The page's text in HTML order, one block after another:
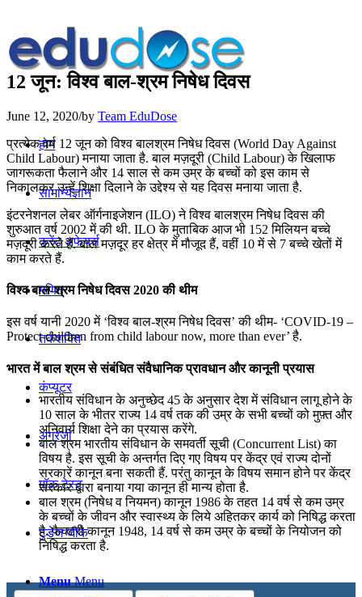
होम
सामान्यज्ञान
करेंट अफेयर्स
गणित
तर्कशक्ति
कंप्यूटर
अंग्रेजी
मॉक टेस्ट
टुडेज जीके
Menu Menu
12 जून: विश्व बाल-श्रम निषेध दिवस
June 12, 2020/by Team EduDose
प्रत्येक वर्ष 12 जून को विश्व बालश्रम निषेध दिवस (World Day Against
Child Labour) मनाया जाता है. बाल मज़दूरी (Child Labour) के खिलाफ
जागरूकता फैलाने और 14 साल से कम उम्र के बच्‍चों को इस काम से
निकालकर उन्‍हें शिक्षा दिलाने के उद्देश्‍य से यह दिवस मनाया जाता है.
इंटरनेशनल लेबर ऑर्गनाइजेशन (ILO) ने विश्व बालश्रम निषेध दिवस की
शुरुआत वर्ष 2002 में की थी. ILO के मुताबिक आज भी 152 मिलियन बच्चे
मज़दूरी करते हैं. बाल मज़दूर हर क्षेत्र में मौजूद हैं, वहीं 10 में से 7 बच्चे खेतों में
काम करते हैं.
विश्व बाल-श्रम निषेध दिवस 2020 की थीम
इस वर्ष यानी 2020 में ‘विश्व बाल-श्रम निषेध दिवस’ की थीम- ‘COVID-19 –
Protect children from child labour now, more than ever’ है.
भारत में बाल श्रम से संबंधित संवैधानिक प्रावधान और कानूनी प्रयास
भारतीय संविधान के अनुच्छेद 45 के अनुसार देश में संविधान लागू होने के
10 साल के भीतर राज्य 14 वर्ष तक की उम्र के सभी बच्चों को मुफ़्त और
अनिवार्य शिक्षा देने का प्रयास करेंगे.
बाल श्रम भारतीय संविधान के समवर्ती सूची (Concurrent List) का
विषय है. इस सूची के अन्‍तर्गत दिए गए विषय पर केंद्र एवं राज्य दोनों
सरकारें कानून बना सकती हैं. परंतु कानून के विषय समान होने पर केंद्र
सरकार द्वारा बनाया गया कानून ही मान्य होता है.
बाल श्रम (निषेध व नियमन) कानून 1986 के तहत 14 वर्ष से कम उम्र
के बच्चों के जीवन और स्वास्थ्य के लिये अहितकर कार्य को निषिद्ध करता
है. फैक्टरी कानून 1948, 14 वर्ष से कम उम्र के बच्चों के नियोजन को
निषिद्ध करता है.